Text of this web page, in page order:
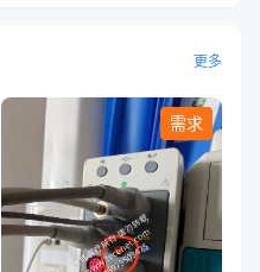
更多
需求